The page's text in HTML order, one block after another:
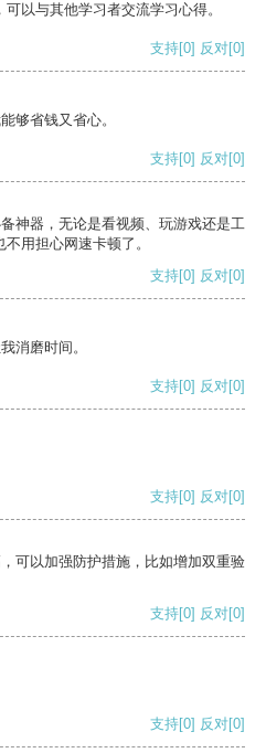
以与其他学习者交流学习心得。
支持[0] 反对[0]
够省钱又省心。
支持[0] 反对[0]
神器，无论是看视频、玩游戏还是工
用担心网速卡顿了。
支持[0] 反对[0]
消磨时间。
支持[0] 反对[0]
支持[0] 反对[0]
可以加强防护措施，比如增加双重验
支持[0] 反对[0]
支持[0] 反对[0]